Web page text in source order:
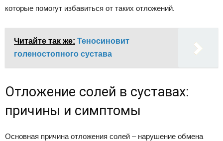
которые помогут избавиться от таких отложений.
Читайте так же: Теносиновит
голеностопного сустава
Отложение солей в суставах:
причины и симптомы
Основная причина отложения солей – нарушение обмена